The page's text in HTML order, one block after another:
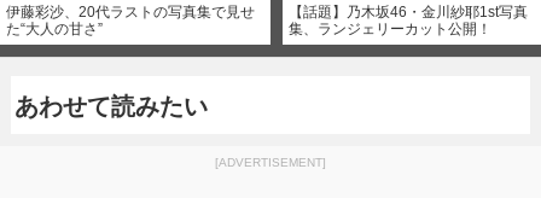
伊藤彩沙、20代ラストの写真集で見せ
た“大人の甘さ”
【話題】乃木坂46・金川紗耶1st写真
集、ランジェリーカット公開！
あわせて読みたい
[ADVERTISEMENT]